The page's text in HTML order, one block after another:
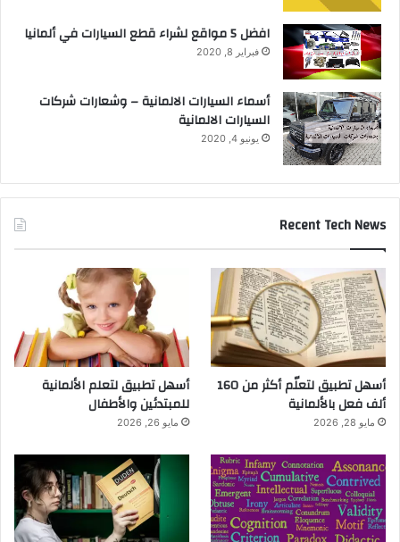
افضل 5 مواقع لشراء قطع السيارات في ألمانيا
فبراير 8, 2020
أسماء السيارات الالمانية – وشعارات شركات
السيارات الالمانية
يونيو 4, 2020
Recent Tech News
أسهل تطبيق لتعلّم أكثر من 160
ألف فعل بالألمانية
مايو 28, 2026
أسهل تطبيق لتعلم الألمانية
للمبتدئين والأطفال
مايو 26, 2026